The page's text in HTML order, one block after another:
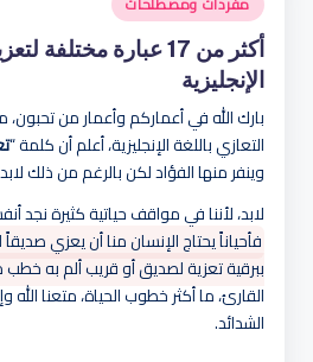
في
أكثر من 17 عبارة
الإنجليزية
بارك الله في أعماركم وأعمار من تحبون،
التعازي باللغة الإنجليزية، أعلم أن كلمة “
وينفر منها الفؤاد لكن بالرغم من ذلك
لابد، لأننا في مواقف حياتية كثيرة نجد
فأحياناً يحتاج الإنسان منا أن يعزي
ببرقية تعزية لصديق أو قريب ألم به خطب
القارئ، ما أكثر خطوب الحياة، متعنا الله
الشدائد.